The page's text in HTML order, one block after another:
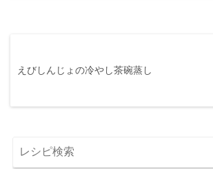
えびしんじょの冷やし茶碗蒸し